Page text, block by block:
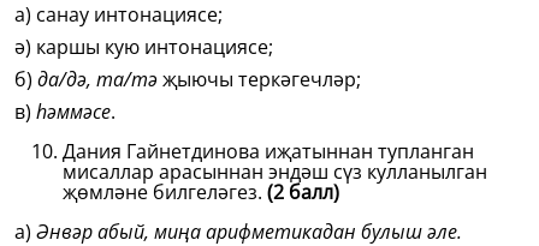
а) санау интонациясе;
ә) каршы кую интонациясе;
б) да/дә, та/тәҗыючы теркәгечләр;
в) һәммәсе.
Дания Гайнетдинова иҗатыннан тупланган
мисаллар арасыннан эндәш сүз кулланылган
җөмләне билгеләгез. (2 балл)
а) Әнвәр абый, миңа арифметикадан булыш әле.